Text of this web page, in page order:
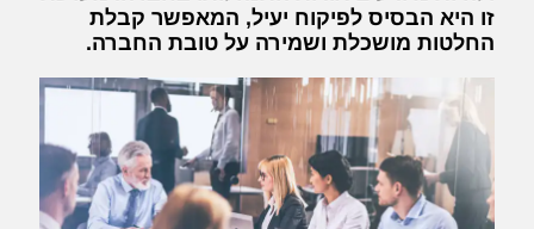
זו היא הבסיס לפיקוח יעיל, המאפשר קבלת
החלטות מושכלת ושמירה על טובת החברה.